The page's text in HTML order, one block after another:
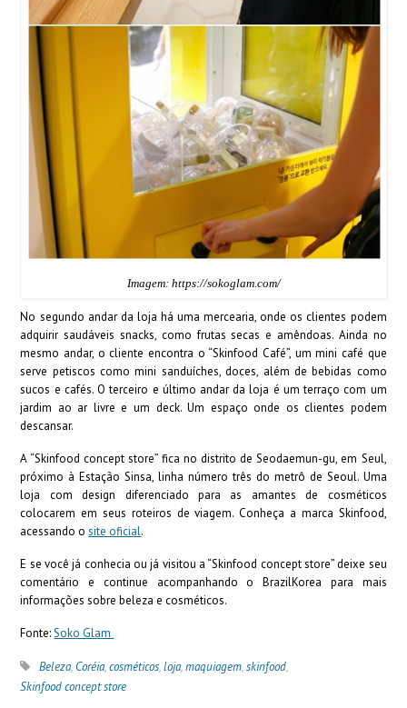
Imagem: https://sokoglam.com/
No segundo andar da loja há uma mercearia, onde os clientes podem
adquirir saudáveis snacks, como frutas secas e amêndoas. Ainda no
mesmo andar, o cliente encontra o “Skinfood Café”, um mini café que
serve petiscos como mini sanduíches, doces, além de bebidas como
sucos e cafés. O terceiro e último andar da loja é um terraço com um
jardim ao ar livre e um deck. Um espaço onde os clientes podem
descansar.
A “Skinfood concept store” fica no distrito de Seodaemun-gu, em Seul,
próximo à Estação Sinsa, linha número três do metrô de Seoul. Uma
loja com design diferenciado para as amantes de cosméticos
colocarem em seus roteiros de viagem. Conheça a marca Skinfood,
acessando osite oficial.
E se você já conhecia ou já visitou a “Skinfood concept store” deixe seu
comentário e continue acompanhando o BrazilKorea para mais
informações sobre beleza e cosméticos.
Fonte:Soko Glam
Beleza, Coréia,cosméticos,loja,maquiagem,skinfood,
Skinfood concept store